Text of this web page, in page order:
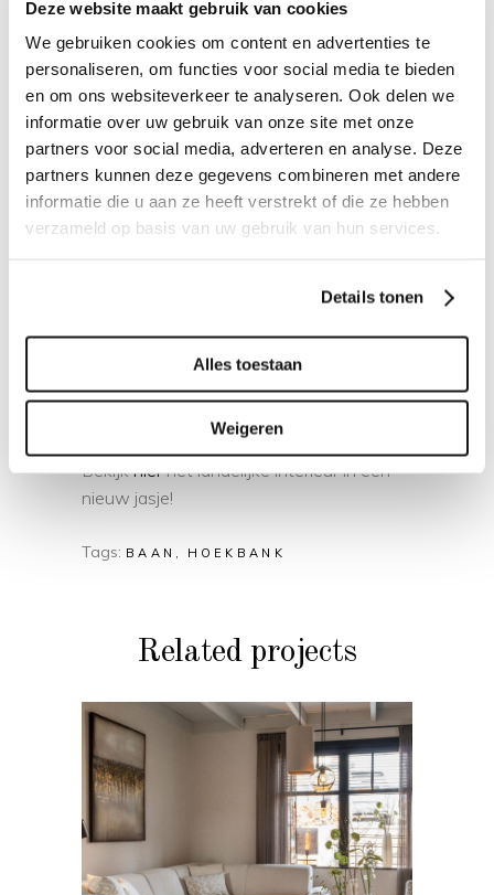
Deze website maakt gebruik van cookies
We gebruiken cookies om content en advertenties te
personaliseren, om functies voor social media te bieden
en om ons websiteverkeer te analyseren. Ook delen we
informatie over uw gebruik van onze site met onze
partners voor social media, adverteren en analyse. Deze
partners kunnen deze gegevens combineren met andere
informatie die u aan ze heeft verstrekt of die ze hebben
verzameld op basis van uw gebruik van hun services.
Details tonen
Alles toestaan
Weigeren
vergelijkbare variant. Onze adviseurs
vertellen u graag meer over de
mogelijkheden.
Interieuradvies op maat
Hulp nodig bij het samenstellen van de
plannen uitwerken in een 2D of 3D
tekening, dan bieden we een
interieuradvies op maat aan. In onze
designstudio maken we samen een
Bekijkhierhet landelijke interieur in een
nieuw jasje!
Tags: BAAN HOEKBANK
Related projects
Bank Diane